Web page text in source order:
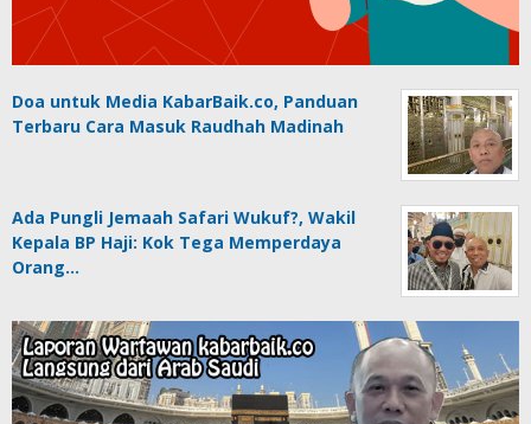
Doa untuk Media KabarBaik.co, Panduan
Terbaru Cara Masuk Raudhah Madinah
Ada Pungli Jemaah Safari Wukuf?, Wakil
Kepala BP Haji: Kok Tega Memperdaya
Orang…